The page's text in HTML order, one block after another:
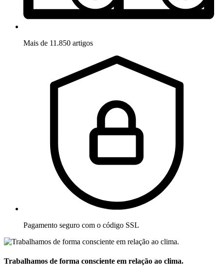
Mais de 11.850 artigos
Pagamento seguro com o código SSL
Trabalhamos de forma consciente em relação ao clima.